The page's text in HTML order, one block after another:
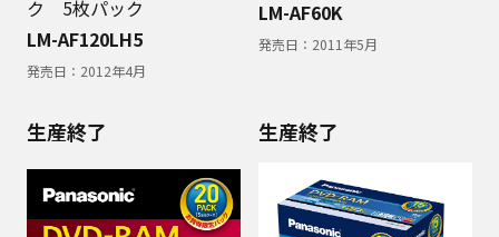
ク 5枚パック
LM-AF120LH5
発売日： 2012年4月
LM-AF60K
発売日： 2011年5月
生産終了 生産終了